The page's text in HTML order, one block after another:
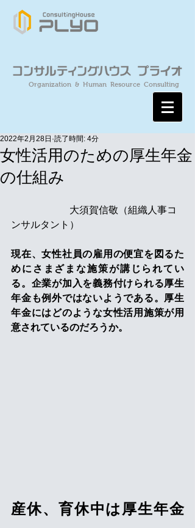
Organization & Human Resource Consulting
女性活用のための厚生年金
の仕組み
2022年2月28日 読了時間: 4分
大須賀信敬（組織人事コ
ンサルタント）
現在、女性社員の雇用の便宜を図るた
めにさまざまな施策が講じられてい
る。企業が加入を義務付けられる厚生
年金も例外ではないようである。厚生
年金にはどのような女性活用施策が用
意されているのだろうか。
産休、育休中は厚生年金